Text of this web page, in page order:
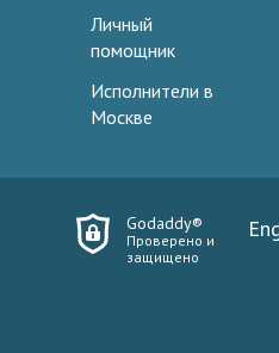
Личный
помощник
Исполнители в
Москве
Godaddy®
Проверено и
защищено